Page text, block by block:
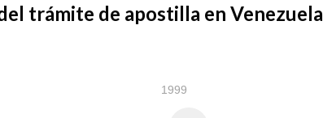
trámite de apostilla en Venezuela
1999